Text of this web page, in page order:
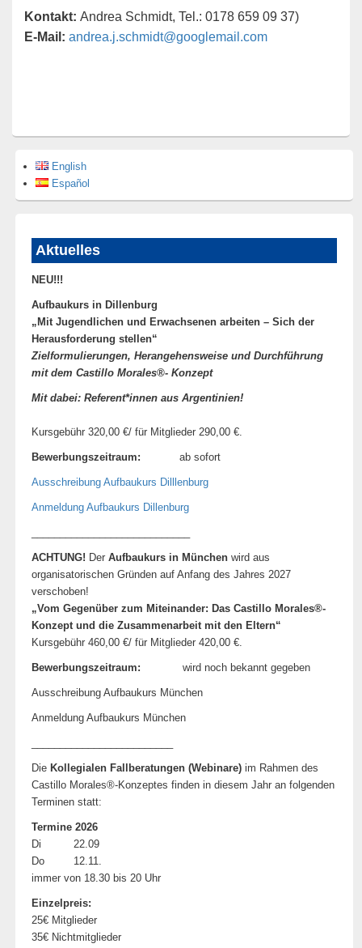
Kontakt: Andrea Schmidt, Tel.: 0178 659 09 37)
E-Mail: andrea.j.schmidt@googlemail.com
English
Español
Aktuelles
NEU!!!
Aufbaukurs in Dillenburg
„Mit Jugendlichen und Erwachsenen arbeiten – Sich der
Herausforderung stellen“
Zielformulierungen, Herangehensweise und Durchführung
mit dem Castillo Morales®- Konzept
Mit dabei: Referent*innen aus Argentinien!
Kursgebühr 320,00 €/ für Mitglieder 290,00 €.
Bewerbungszeitraum:ab sofort
Ausschreibung Aufbaukurs Dilllenburg
Anmeldung Aufbaukurs Dillenburg
ACHTUNG! Der Aufbaukurs in Münchenwird aus
organisatorischen Gründen auf Anfang des Jahres 2027
verschoben!
„Vom Gegenüber zum Miteinander: Das Castillo Morales®-
Konzept und die Zusammenarbeit mit den Eltern“
Kursgebühr 460,00 €/ für Mitglieder 420,00 €.
Bewerbungszeitraum:wird noch bekannt gegeben
Ausschreibung Aufbaukurs München
Anmeldung Aufbaukurs München
Die Kollegialen Fallberatungen (Webinare) im Rahmen des
Castillo Morales®-Konzeptes finden in diesem Jahr an folgenden
Terminen statt:
Termine 2026
Di 22.09
Do 12.11.
immer von 18.30 bis 20 Uhr
Einzelpreis:
25€ Mitglieder
35€ Nichtmitglieder